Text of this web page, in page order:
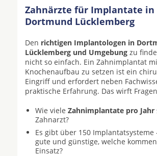
Zahnärzte für Implantate in
Dortmund Lücklemberg
Den richtigen Implantologen in
Lücklemberg und Umgebung zu
nicht so einfach. Ein Zahnimplantat
Knochenaufbau zu setzen ist ein
Eingriff und erfordert neben
praktische Erfahrung. Das wirft
Wie viele Zahnimplantate pro Jahr
Zahnarzt?
Es gibt über 150 Implantatsysteme
gute und günstige, welche
Einsatz?